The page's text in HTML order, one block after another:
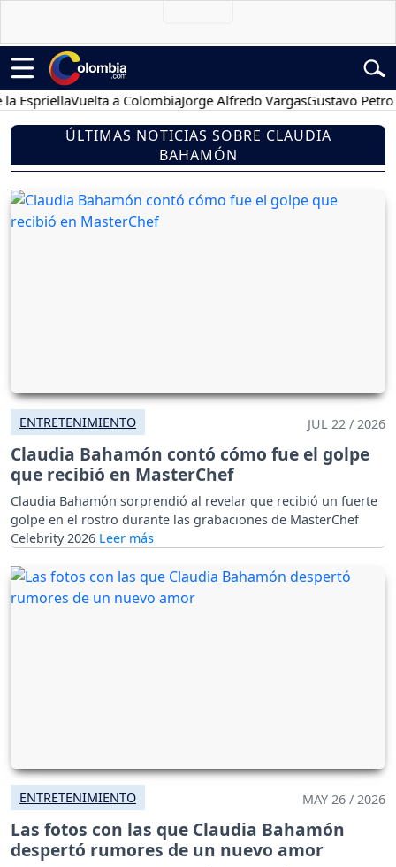
Vuelta a ColombiaJorge Alfredo VargasGustavo Petro
ÚLTIMAS NOTICIAS SOBRE CLAUDIA
BAHAMÓN
ENTRETENIMIENTO JUL 22 / 2026
Claudia Bahamón contó cómo fue el golpe
que recibió en MasterChef
Claudia Bahamón sorprendió al revelar que recibió un fuerte
golpe en el rostro durante las grabaciones de MasterChef
Celebrity 2026
ENTRETENIMIENTO MAY 26 / 2026
Las fotos con las que Claudia Bahamón
despertó rumores de un nuevo amor